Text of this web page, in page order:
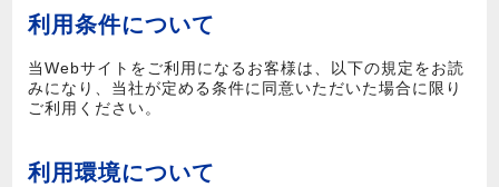
利用条件について
当Webサイトをご利用になるお客様は、以下の規定をお読
みになり、当社が定める条件に同意いただいた場合に限り
ご利用ください。
利用環境について